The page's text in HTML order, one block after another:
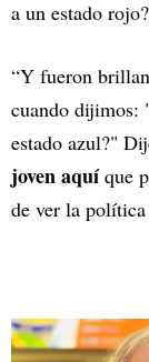
a un estado rojo?
“Y fueron
cuando dijimos:
estado azul?"
joven aquíque
de ver la política